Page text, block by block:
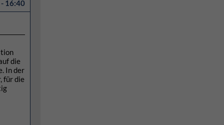
16:40
die
In der
für die